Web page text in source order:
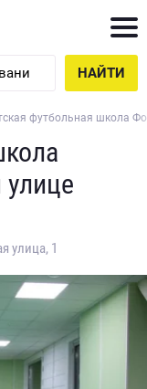
НАЙТИ
футбольная школа
улица, 1